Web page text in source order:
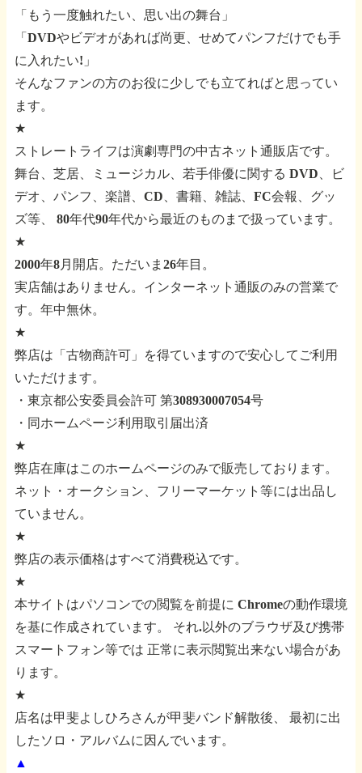
「もう一度触れたい、思い出の舞台」
「DVDやビデオがあれば尚更、せめてパンフだけでも手
に入れたい!」
そんなファンの方のお役に少しでも立てればと思ってい
ます。
★
ストレートライフは演劇専門の中古ネット通販店です。
舞台、芝居、ミュージカル、若手俳優に関する DVD、ビ
デオ、パンフ、楽譜、CD、書籍、雑誌、FC会報、グッ
ズ等、
80年代90年代から最近のものまで扱っています。
★
2000年8月開店。ただいま26年目。
実店舗はありません。インターネット通販のみの営業で
す。年中無休。
★
弊店は「古物商許可」を得ていますので安心してご利用
いただけます。
・東京都公安委員会許可 第308930007054号
・同ホームページ利用取引届出済
★
弊店在庫はこのホームページのみで販売しております。
ネット・オークション、フリーマーケット等には出品し
ていません。
★
弊店の表示価格はすべて消費税込です。
★
本サイトはパソコンでの閲覧を前提に Chromeの動作環境
を基に作成されています。
それ.以外のブラウザ及び携帯
スマートフォン等では 正常に表示閲覧出来ない場合があ
ります。
★
店名は甲斐よしひろさんが甲斐バンド解散後、
最初に出
したソロ・アルバムに因んでいます。
▲